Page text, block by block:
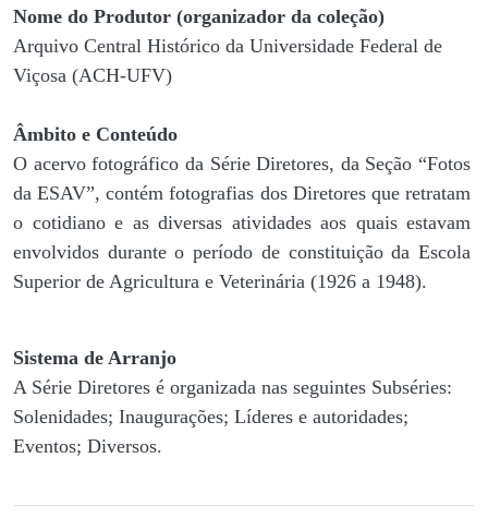
Nome do Produtor (organizador da coleção)
Arquivo Central Histórico da Universidade Federal de
Viçosa (ACH-UFV)
Âmbito e Conteúdo
O acervo fotográfico da Série Diretores, da Seção “Fotos
da ESAV”, contém fotografias dos Diretores que retratam
o cotidiano e as diversas atividades aos quais estavam
envolvidos durante o período de constituição da Escola
Superior de Agricultura e Veterinária (1926 a 1948).
Sistema de Arranjo
A Série Diretores é organizada nas seguintes Subséries:
Solenidades; Inaugurações; Líderes e autoridades;
Eventos; Diversos.